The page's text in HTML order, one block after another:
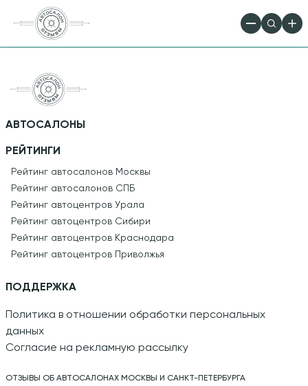
АВТОСАЛОНЫ
РЕЙТИНГИ
Рейтинг автосалонов Москвы
Рейтинг автосалонов СПБ
Рейтинг автоцентров Урала
Рейтинг автоцентров Сибири
Рейтинг автоцентров Краснодара
Рейтинг автоцентров Приволжья
ПОДДЕРЖКА
Политика в отношении обработки персональных
данных
Согласие на рекламную рассылку
ОТЗЫВЫ ОБ АВТОСАЛОНАХ МОСКВЫ И САНКТ-ПЕТЕРБУРГА